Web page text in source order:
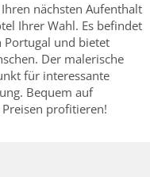
nächsten Aufenthalt
Ihrer Wahl. Es befindet
Portugal und bietet
Der malerische
für interessante
Bequem auf
profitieren!